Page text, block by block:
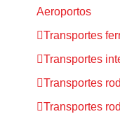
Aeroportos
Transportes
Transportes
Transportes
Transportes